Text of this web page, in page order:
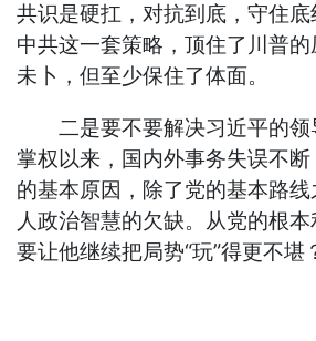
共识是硬扛，对抗到底，守住底
中共这一套策略，顶住了川普
未卜，但至少保住了体面。
二是要不要解决习近平的领
掌权以来，国内外事务失误不
的基本原因，除了党的基本路
人政治智慧的欠缺。从党的根
要让他继续把局势“玩”得更不堪